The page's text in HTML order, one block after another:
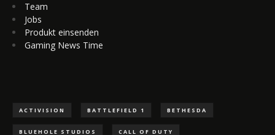
Team
Jobs
Produkt einsenden
Gaming News Time
ACTIVISION BATTLEFIELD 1 BETHESDA
BLUEHOLE STUDIOS CALL OF DUTY